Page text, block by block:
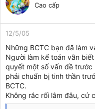
Cao cấp
12/5/05
Những BCTC bạn đã làm
Người làm kế toán vẫn
quyết một số vấn đề
phải chuẩn bị tinh thần
BCTC.
Không rắc rối lắm đâu, cứ